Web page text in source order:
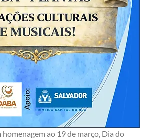
homenagem ao 19 de março, Dia do